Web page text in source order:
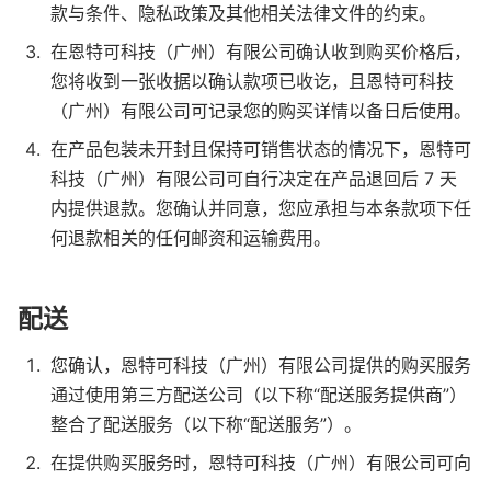
款与条件、隐私政策及其他相关法律文件的约束。
在恩特可科技（广州）有限公司确认收到购买价格后，
您将收到一张收据以确认款项已收讫，且恩特可科技
（广州）有限公司可记录您的购买详情以备日后使用。
在产品包装未开封且保持可销售状态的情况下，恩特可
科技（广州）有限公司可自行决定在产品退回后 7 天
内提供退款。您确认并同意，您应承担与本条款项下任
何退款相关的任何邮资和运输费用。
配送
您确认，恩特可科技（广州）有限公司提供的购买服务
通过使用第三方配送公司（以下称“配送服务提供商”）
整合了配送服务（以下称“配送服务”）。
在提供购买服务时，恩特可科技（广州）有限公司可向